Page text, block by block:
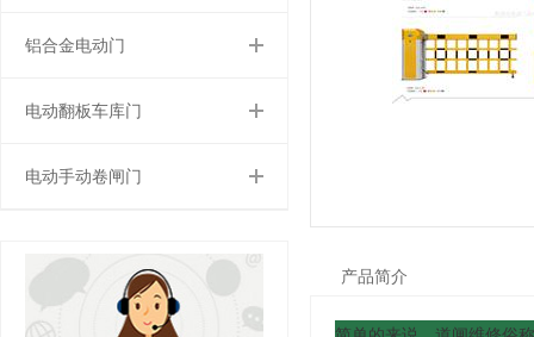
铝合金电动门
电动翻板车库门
电动手动卷闸门
产品简介